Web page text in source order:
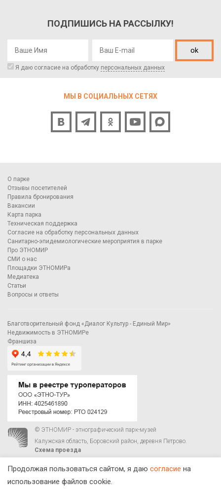
ПОДПИШИСЬ НА РАССЫЛКУ!
ok
Я даю согласие на обработку персональных данных
МЫ В СОЦИАЛЬНЫХ СЕТЯХ
О парке
Отзывы посетителей
Правила бронирования
Вакансии
Карта парка
Техническая поддержка
Согласие на обработку персональных данных
Санитарно-эпидемиологические мероприятия в парке
Про ЭТНОМИР
СМИ о нас
Площадки ЭТНОМИРа
Медиатека
Статьи
Вопросы и ответы
Благотворительный фонд «Диалог Культур - Единый Мир»
Недвижимость в ЭТНОМИРе
Франшиза
© ЭТНОМИР - этнографический парк-музей
Калужская область, Боровский район, деревня Петрово.
Схема проезда
Продолжая пользоваться сайтом, я даю согласие на
использование файлов cookie.